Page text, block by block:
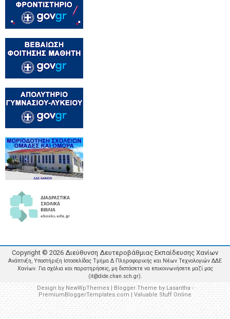
Copyright © 2026 Διεύθυνση Δευτεροβάθμιας Εκπαίδευσης Χανίων
Ανάπτυξη, Υποστήριξη Ιστοσελίδας Τμήμα Δ Πληροφορικής και Νέων Τεχνολογιών ΔΔΕ
Χανίων. Για σχόλια και παρατηρήσεις, μη διστάσετε να επικοινωνήσετε μαζί μας
(it@dide.chan.sch.gr).
Design byNewWpThemes| Blogger Theme by Lasantha -
PremiumBloggerTemplates.com|Valuable Stuff Online